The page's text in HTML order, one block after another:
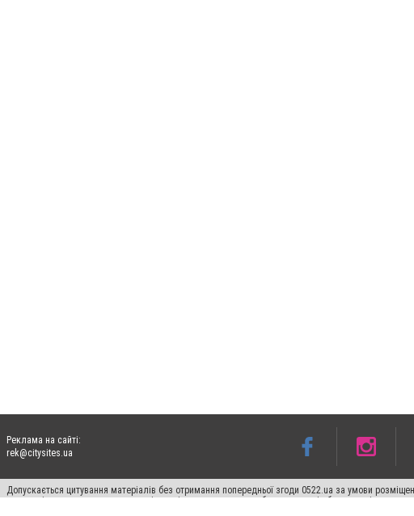
Реклама на сайті:
rek@citysites.ua
Допускається цитування матеріалів без отримання попередньої згоди 0522.ua за умови
систем гіперпосилання на цитовані статті не нижче другого абзацу в тексті або в якості